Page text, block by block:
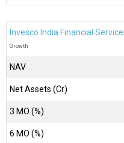
Invesco India Financial
Growth
NAV
Net Assets (Cr)
3 MO (%)
6 MO (%)